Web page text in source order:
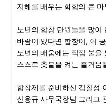
지혜를 배우는 화합의 큰
노년의 합창 단원들을 많이
바람이 있다면 합창이, 이
노년의 배움에는 직접 불을
스스로 촛불을 켜는 즐거움
합창제를 준비하신 김칠성
신용규 사무국장님 그리고